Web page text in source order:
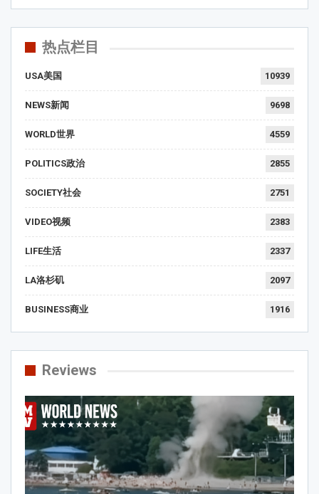
热点栏目
USA美国 10939
NEWS新闻 9698
WORLD世界 4559
POLITICS政治 2855
SOCIETY社会 2751
VIDEO视频 2383
LIFE生活 2337
LA洛杉矶 2097
BUSINESS商业 1916
Reviews